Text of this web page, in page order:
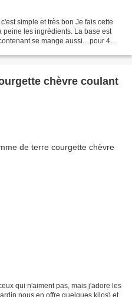
simple et très bon Je fais cette
peine les ingrédients. La base est
se mange aussi... pour 4
chèvre coulant
qui n'aiment pas, mais j'adore les
nous en offre quelques kilos) et